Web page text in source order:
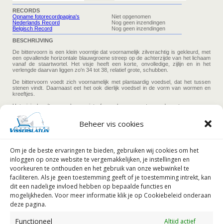
Beheer vis cookies
Om je de beste ervaringen te bieden, gebruiken wij cookies om het
inloggen op onze website te vergemakkelijken, je instellingen en
voorkeuren te onthouden en het gebruik van onze webwinkel te
faciliteren. Als je geen toestemming geeft of je toestemming intrekt, kan
dit een nadelige invloed hebben op bepaalde functies en
mogelijkheden. Voor meer informatie klik je op Cookiebeleid onderaan
deze pagina.
Functioneel Altijd actief